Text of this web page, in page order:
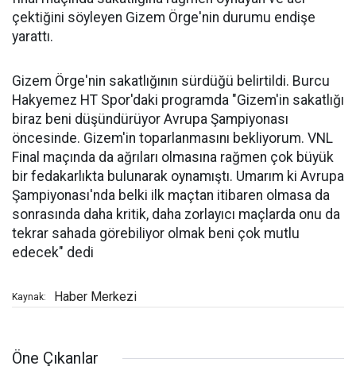
çektiğini söyleyen Gizem Örge'nin durumu endişe
yarattı.
Gizem Örge'nin sakatlığının sürdüğü belirtildi. Burcu
Hakyemez HT Spor'daki programda "Gizem'in sakatlığı
biraz beni düşündürüyor Avrupa Şampiyonası
öncesinde. Gizem'in toparlanmasını bekliyorum. VNL
Final maçında da ağrıları olmasına rağmen çok büyük
bir fedakarlıkta bulunarak oynamıştı. Umarım ki Avrupa
Şampiyonası'nda belki ilk maçtan itibaren olmasa da
sonrasında daha kritik, daha zorlayıcı maçlarda onu da
tekrar sahada görebiliyor olmak beni çok mutlu
edecek" dedi
Kaynak: Haber Merkezi
Öne Çıkanlar